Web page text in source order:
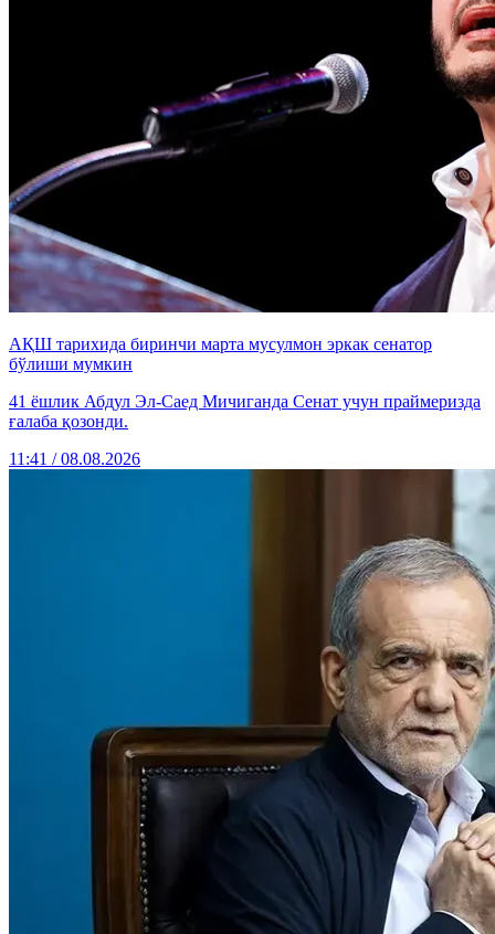
АҚШ тарихида биринчи марта мусулмон эркак сенатор
бўлиши мумкин
41 ёшлик Абдул Эл-Саед Мичиганда Сенат учун праймеризда
ғалаба қозонди.
11:41 / 08.08.2026